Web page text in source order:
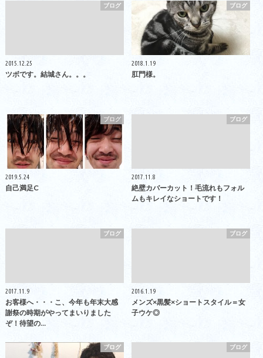
ブログ
2015.12.25
ツボです。結城さん。。。
ブログ
2018.1.19
肛門様。
ブログ
2019.5.24
自己満足C
ブログ
2017.11.8
絶壁カバーカット！毛流れもフォル
ムもキレイなショートです！
ブログ
2017.11.9
お客様へ・・・こ、今年も年末大感
謝祭の時期がやってまいりました
ぞ！待望の…
ブログ
2016.1.19
メンズ×黒髪×ショートスタイル＝女
子ウケ◎
ブログ ブログ